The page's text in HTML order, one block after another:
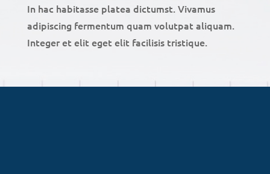
In hac habitasse platea dictumst. Vivamus
adipiscing fermentum quam volutpat aliquam.
Integer et elit eget elit facilisis tristique.